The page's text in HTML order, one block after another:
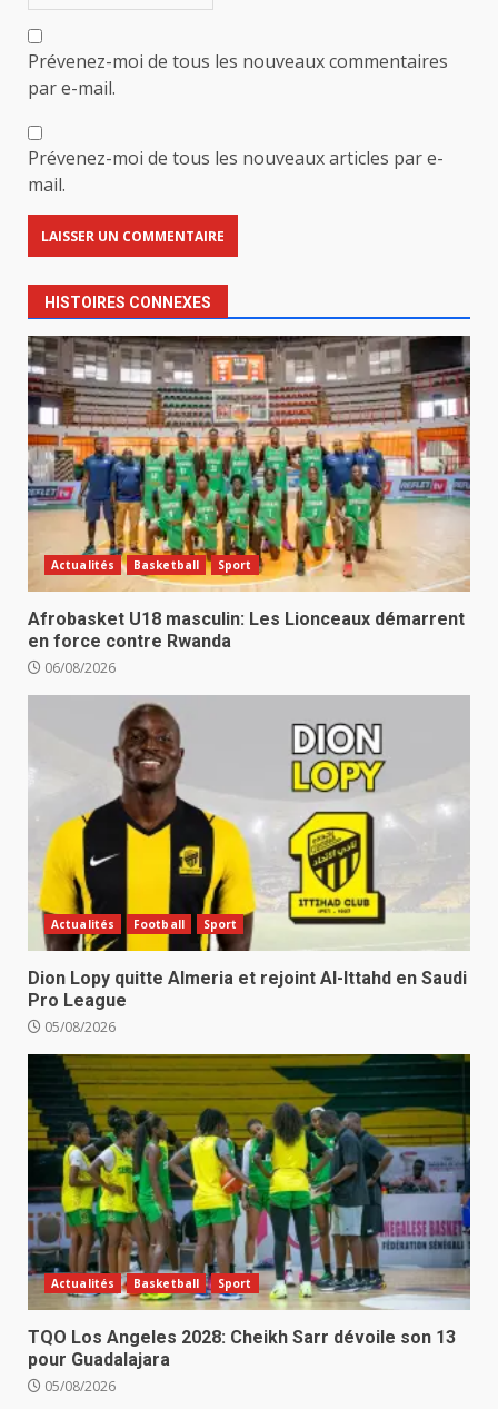
Prévenez-moi de tous les nouveaux commentaires
par e-mail.
Prévenez-moi de tous les nouveaux articles par e-
mail.
HISTOIRES CONNEXES
Actualités Basketball Sport
Afrobasket U18 masculin: Les Lionceaux démarrent
en force contre Rwanda
06/08/2026
Actualités Football Sport
Dion Lopy quitte Almeria et rejoint Al-Ittahd en Saudi
Pro League
05/08/2026
Actualités Basketball Sport
TQO Los Angeles 2028: Cheikh Sarr dévoile son 13
pour Guadalajara
05/08/2026